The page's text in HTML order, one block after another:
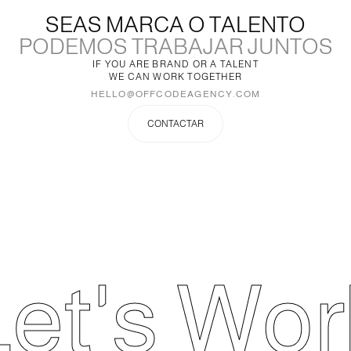
SEAS MARCA O TALENTO
PODEMOS TRABAJAR JUNTOS
IF YOU ARE BRAND OR A TALENT
WE CAN WORK TOGETHER
HELLO@OFFCODEAGENCY.COM
CONTACTAR